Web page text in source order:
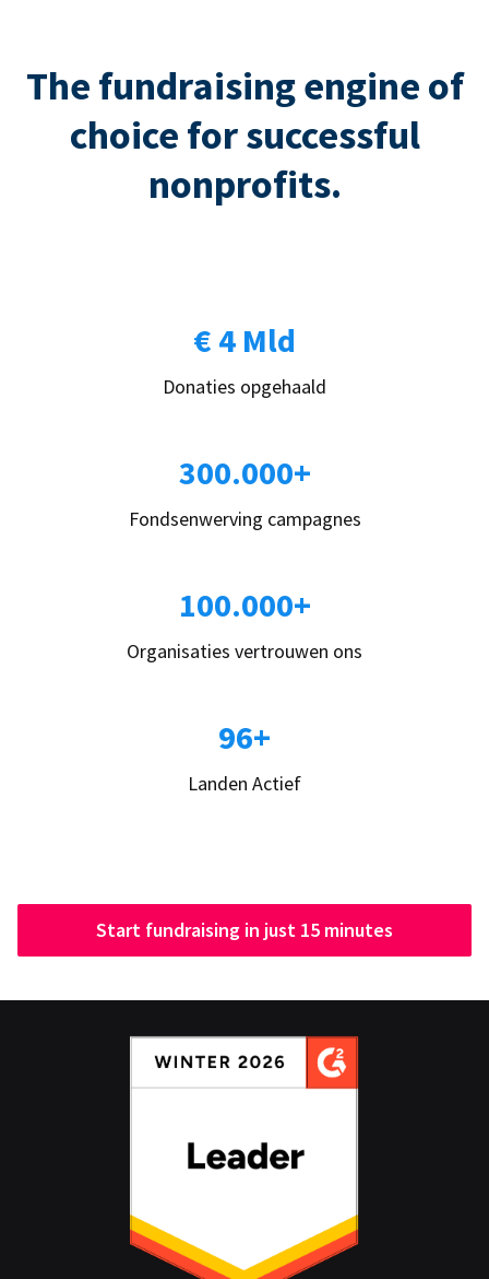
The fundraising engine of
choice for successful
nonprofits.
€ 4 Mld
Donaties opgehaald
300.000+
Fondsenwerving campagnes
100.000+
Organisaties vertrouwen ons
96+
Landen Actief
Start fundraising in just 15 minutes